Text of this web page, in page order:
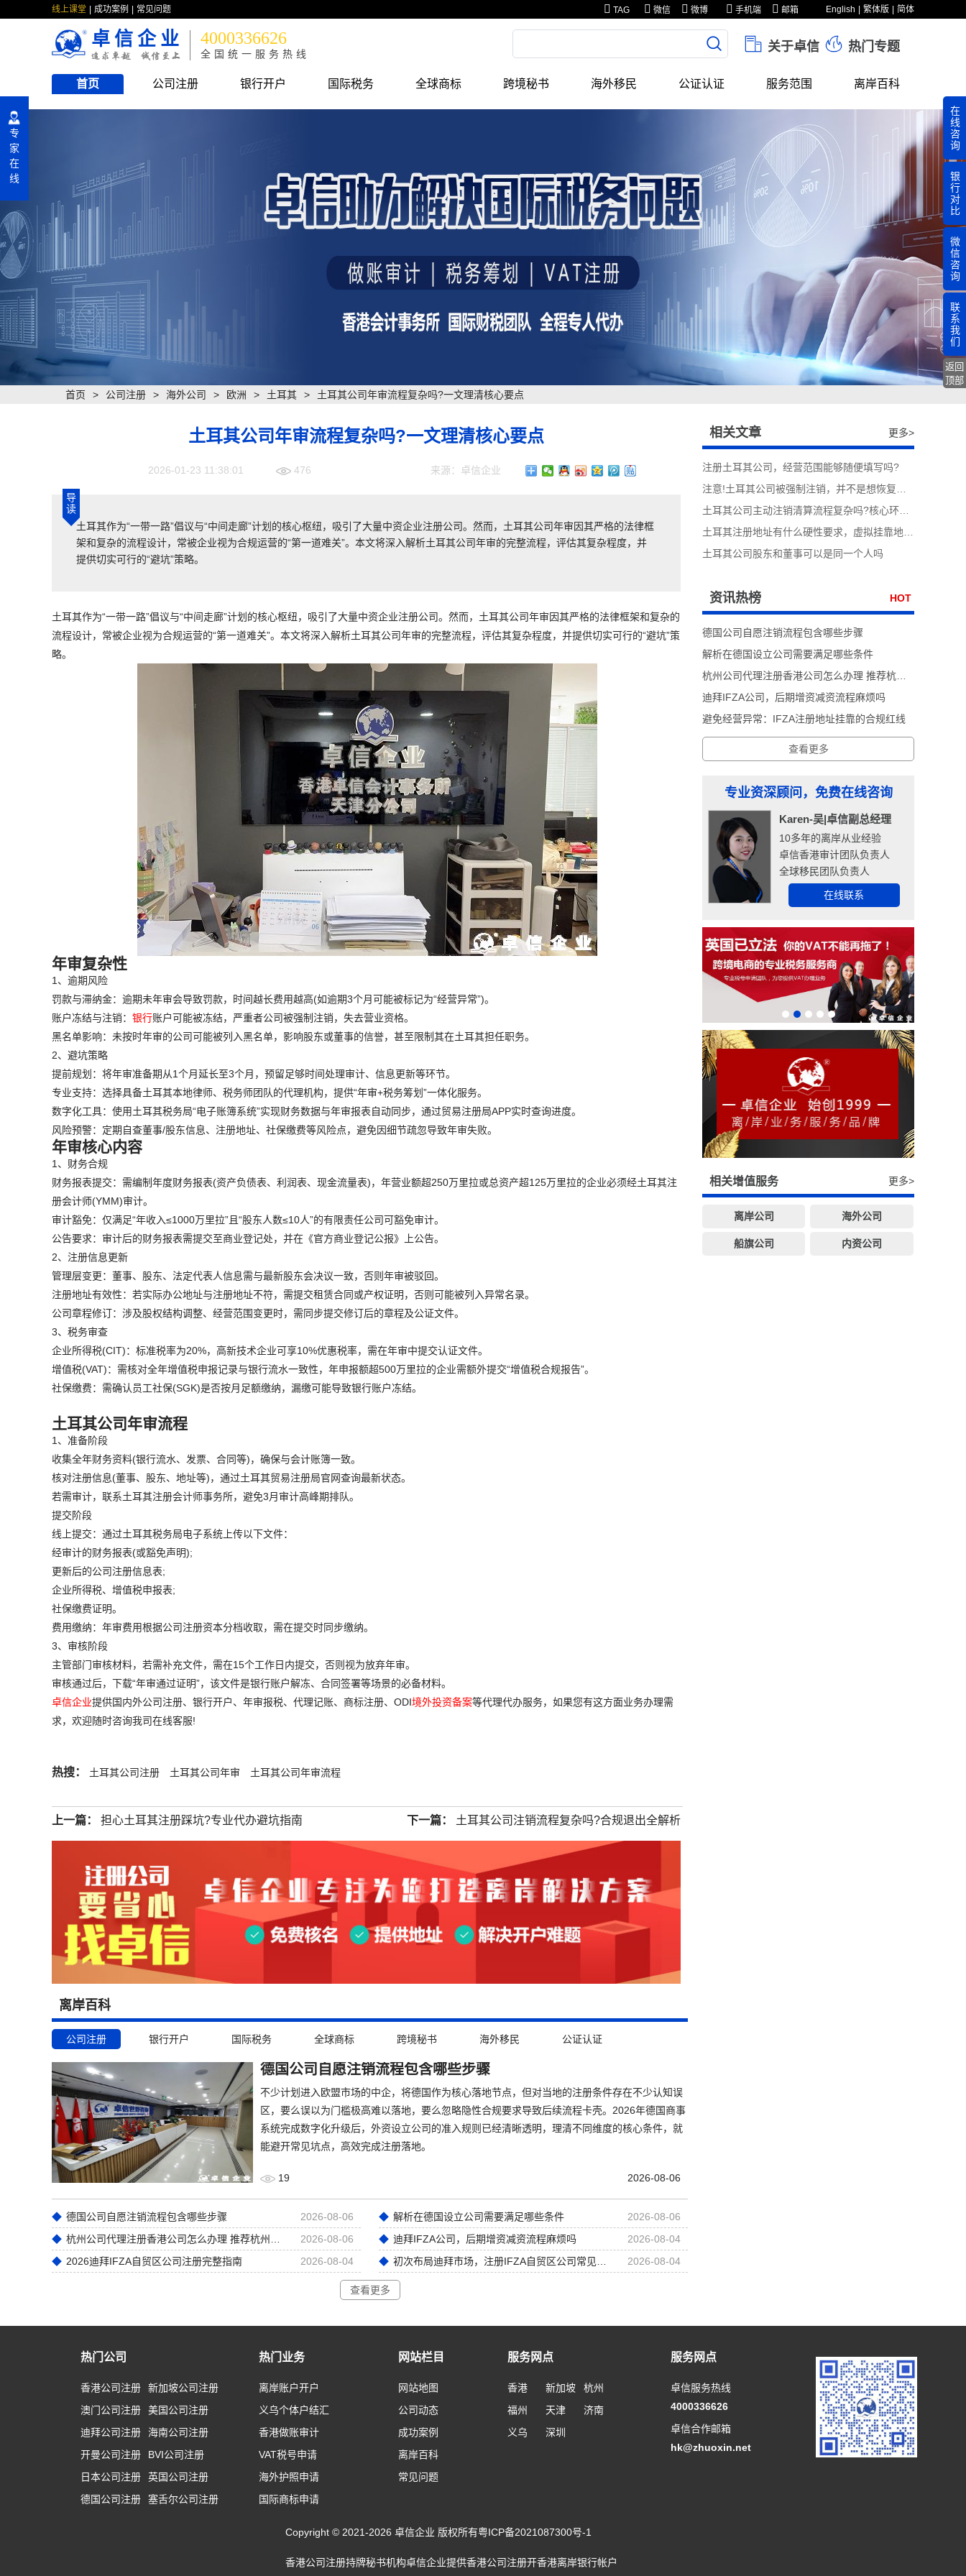
线上课堂 成功案例 常见问题 English 繁体版 简体
TAG 微信 微博 手机端 邮箱
卓信企业 4000336626
全国统一服务热线
关于卓信 热门专题
首页 公司注册 银行开户 国际税务 全球商标 跨境秘书 海外移民 公证认证 服务范围 离岸百科
首页 > 公司注册 > 海外公司 > 欧洲 > 土耳其 > 土耳其公司年审流程复杂吗?一文理清核心要点
土耳其公司年审流程复杂吗?一文理清核心要点
2026-01-23 11:38:01 476 来源：卓信企业
导
读
​土耳其作为“一带一路”倡议与“中间走廊”计划的核心枢纽，吸引了大量中资企业注册公司。然而，土耳其公司年审因其严格的法律框
架和复杂的流程设计，常被企业视为合规运营的“第一道难关”。本文将深入解析土耳其公司年审的完整流程，评估其复杂程度，并
提供切实可行的“避坑”策略。
土耳其作为“一带一路”倡议与“中间走廊”计划的核心枢纽，吸引了大量中资企业注册公司。然而，土耳其公司年审因其严格的法律框架和复杂的
流程设计，常被企业视为合规运营的“第一道难关”。本文将深入解析土耳其公司年审的完整流程，评估其复杂程度，并提供切实可行的“避坑”策
略。
年审复杂性
1、逾期风险
罚款与滞纳金：逾期未年审会导致罚款，时间越长费用越高(如逾期3个月可能被标记为“经营异常”)。
账户冻结与注销： 银行账户可能被冻结，严重者公司被强制注销，失去营业资格。
黑名单影响：未按时年审的公司可能被列入黑名单，影响股东或董事的信誉，甚至限制其在土耳其担任职务。
2、避坑策略
提前规划：将年审准备期从1个月延长至3个月，预留足够时间处理审计、信息更新等环节。
专业支持：选择具备土耳其本地律师、税务师团队的代理机构，提供“年审+税务筹划”一体化服务。
数字化工具：使用土耳其税务局“电子账簿系统”实现财务数据与年审报表自动同步，通过贸易注册局APP实时查询进度。
风险预警：定期自查董事/股东信息、注册地址、社保缴费等风险点，避免因细节疏忽导致年审失败。
年审核心内容
1、财务合规
财务报表提交：需编制年度财务报表(资产负债表、利润表、现金流量表)，年营业额超250万里拉或总资产超125万里拉的企业必须经土耳其注
册会计师(YMM)审计。
审计豁免：仅满足“年收入≤1000万里拉”且“股东人数≤10人”的有限责任公司可豁免审计。
公告要求：审计后的财务报表需提交至商业登记处，并在《官方商业登记公报》上公告。
2、注册信息更新
管理层变更：董事、股东、法定代表人信息需与最新股东会决议一致，否则年审被驳回。
注册地址有效性：若实际办公地址与注册地址不符，需提交租赁合同或产权证明，否则可能被列入异常名录。
公司章程修订：涉及股权结构调整、经营范围变更时，需同步提交修订后的章程及公证文件。
3、税务审查
企业所得税(CIT)：标准税率为20%，高新技术企业可享10%优惠税率，需在年审中提交认证文件。
增值税(VAT)：需核对全年增值税申报记录与银行流水一致性，年申报额超500万里拉的企业需额外提交“增值税合规报告”。
社保缴费：需确认员工社保(SGK)是否按月足额缴纳，漏缴可能导致银行账户冻结。
土耳其公司年审流程
1、准备阶段
收集全年财务资料(银行流水、发票、合同等)，确保与会计账簿一致。
核对注册信息(董事、股东、地址等)，通过土耳其贸易注册局官网查询最新状态。
若需审计，联系土耳其注册会计师事务所，避免3月审计高峰期排队。
提交阶段
线上提交：通过土耳其税务局电子系统上传以下文件：
经审计的财务报表(或豁免声明);
更新后的公司注册信息表;
企业所得税、增值税申报表;
社保缴费证明。
费用缴纳：年审费用根据公司注册资本分档收取，需在提交时同步缴纳。
3、审核阶段
主管部门审核材料，若需补充文件，需在15个工作日内提交，否则视为放弃年审。
审核通过后，下载“年审通过证明”，该文件是银行账户解冻、合同签署等场景的必备材料。
卓信企业提供国内外公司注册、银行开户、年审报税、代理记账、商标注册、ODI境外投资备案等代理代办服务，如果您有这方面业务办理需
求，欢迎随时咨询我司在线客服!
热搜： 土耳其公司注册 土耳其公司年审 土耳其公司年审流程
上一篇： 担心土耳其注册踩坑?专业代办避坑指南 下一篇： 土耳其公司注销流程复杂吗?合规退出全解析
离岸百科
公司注册 银行开户 国际税务 全球商标 跨境秘书 海外移民 公证认证
德国公司自愿注销流程包含哪些步骤
不少计划进入欧盟市场的中企，将德国作为核心落地节点，但对当地的注册条件存在不少认知误
区，要么误以为门槛极高难以落地，要么忽略隐性合规要求导致后续流程卡壳。2026年德国商事
系统完成数字化升级后，外资设立公司的准入规则已经清晰透明，理清不同维度的核心条件，就
能避开常见坑点，高效完成注册落地。
19 2026-08-06
德国公司自愿注销流程包含哪些步骤 2026-08-06 解析在德国设立公司需要满足哪些条件
2026-08-06
2026-08-06 迪拜IFZA公司，后期增资减资流程麻烦吗
2026-08-04
2026迪拜IFZA自贸区公司注册完整指南
2026-08-04 2026-08-04
查看更多
相关文章 更多>
注册土耳其公司，经营范围能够随便填写吗?
土耳其公司股东和董事可以是同一个人吗
资讯热榜 HOT
德国公司自愿注销流程包含哪些步骤
解析在德国设立公司需要满足哪些条件
迪拜IFZA公司，后期增资减资流程麻烦吗
避免经营异常：IFZA注册地址挂靠的合规红线
查看更多
专业资深顾问，免费在线咨询
Karen-吴|卓信副总经理
10多年的离岸从业经验
卓信香港审计团队负责人
全球移民团队负责人
在线联系
相关增值服务 更多>
离岸公司 海外公司
船旗公司 内资公司
热门公司
香港公司注册
新加坡公司注册
澳门公司注册
美国公司注册
迪拜公司注册
海南公司注册
开曼公司注册
BVI公司注册
日本公司注册
英国公司注册
德国公司注册
塞舌尔公司注册
热门业务
离岸账户开户
义乌个体户结汇
香港做账审计
VAT税号申请
海外护照申请
国际商标申请
网站栏目
网站地图
公司动态
成功案例
离岸百科
常见问题
服务网点
香港 新加坡
杭州
福州
天津
济南
义乌
深圳
服务网点
卓信服务热线
4000336626
卓信合作邮箱
hk@zhuoxin.net
Copyright © 2021-2026 卓信企业 版权所有粤ICP备2021087300号-1
香港公司注册持牌秘书机构卓信企业提供香港公司注册开香港离岸银行帐户
专
家
在
线
在
线
咨
询
银
行
对
比
微
信
咨
询
联
系
我
们
返回
顶部